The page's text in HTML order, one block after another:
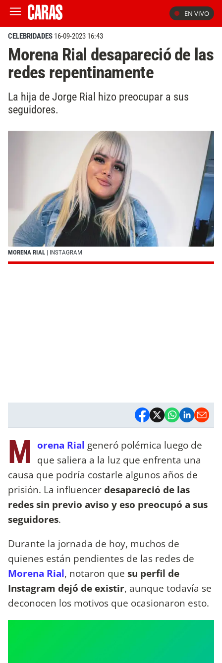
EN VIVO
CELEBRIDADES 16-09-2023 16:43
Morena Rial desapareció de las
redes repentinamente
La hija de Jorge Rial hizo preocupar a sus
seguidores.
MORENA RIAL | INSTAGRAM
M orena Rial generó polémica luego de
que saliera a la luz que enfrenta una
causa que podría costarle algunos años de
prisión. La influencerdesapareció de las
redes sin previo aviso y eso preocupó a sus
seguidores.
Durante la jornada de hoy, muchos de
quienes están pendientes de las redes de
Morena Rial, notaron que su perfil de
Instagram dejó de existir, aunque todavía se
deconocen los motivos que ocasionaron esto.